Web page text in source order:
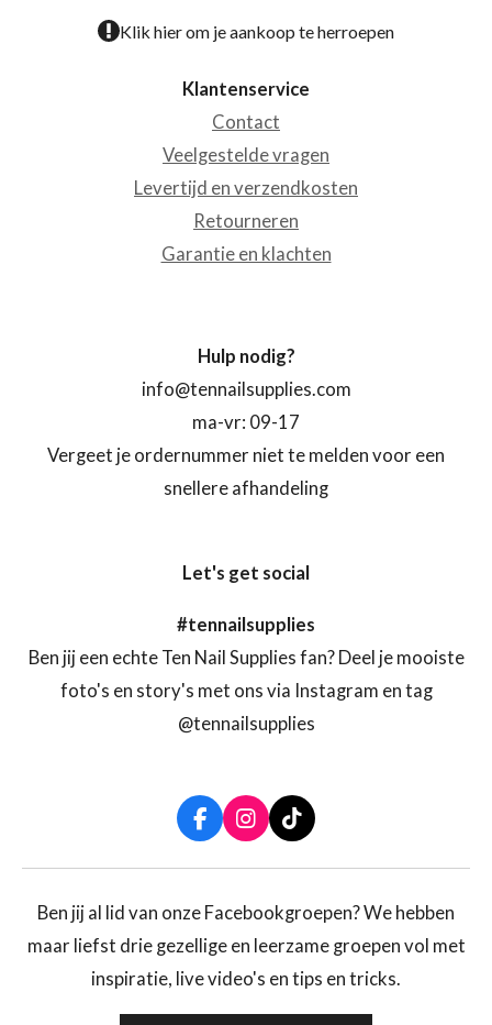
Klik hier om je aankoop te herroepen
Klantenservice
Contact
Veelgestelde vragen
Levertijd en verzendkosten
Retourneren
Garantie en klachten
Hulp nodig?
info@tennailsupplies.com
ma-vr: 09-17
Vergeet je ordernummer niet te melden voor een
snellere afhandeling
Let's get social
#tennailsupplies
Ben jij een echte Ten Nail Supplies fan? Deel je mooiste
foto's en story's met ons via Instagram en tag
@tennailsupplies
F
a
c
b
o
k
I
n
s
a
r
a
T
i
k
o
Ben jij al lid van onze Facebookgroepen? We hebben
maar liefst drie gezellige en leerzame groepen vol met
inspiratie, live video's en tips en tricks.